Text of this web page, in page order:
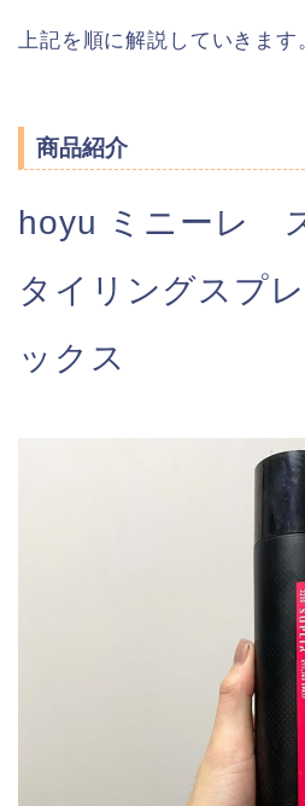
上記を順に解説していきます
商品紹介
hoyu ミニーレ
タイリングスプ
ックス